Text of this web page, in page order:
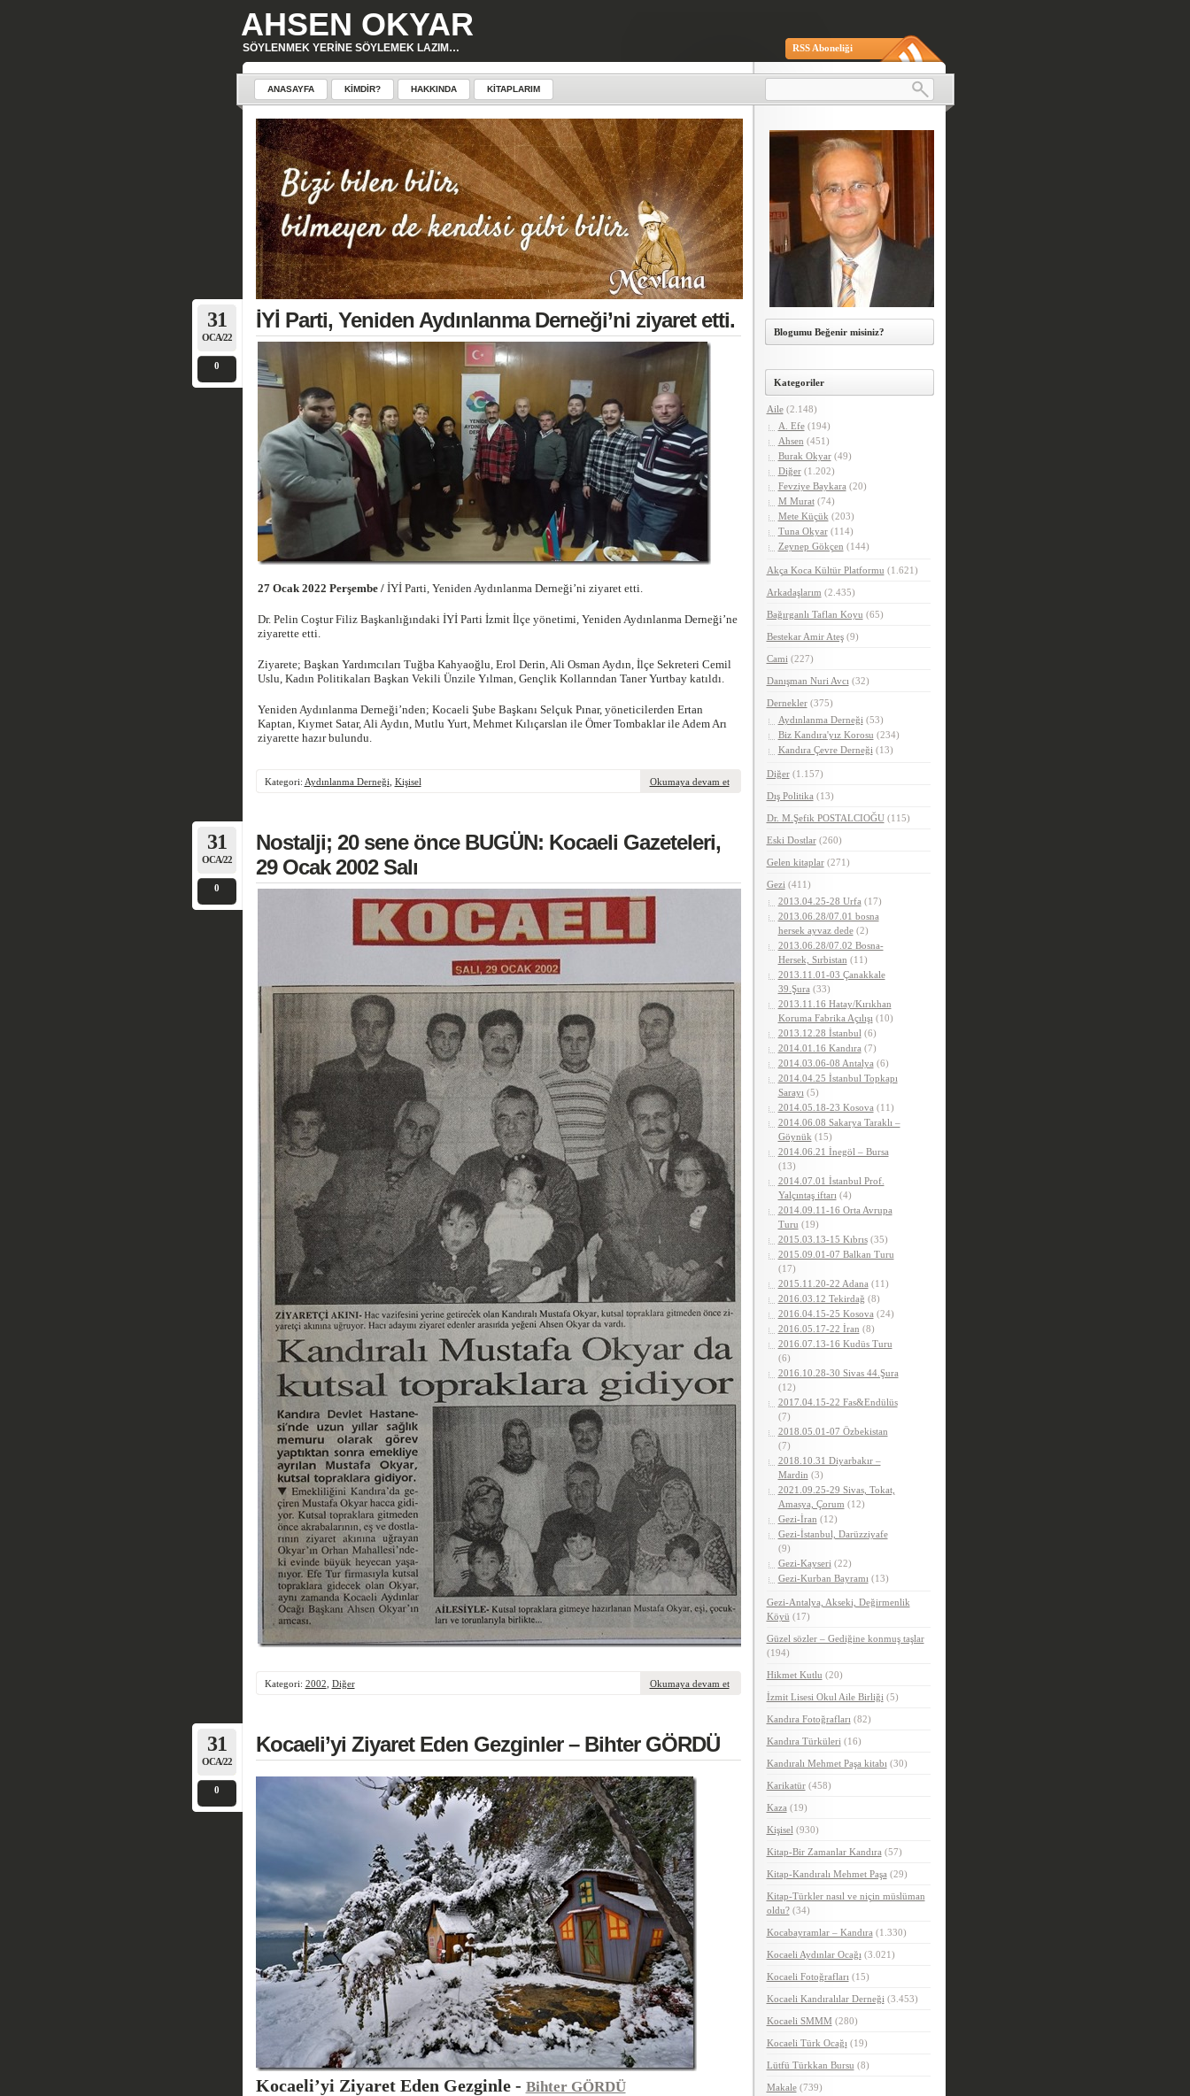
AHSEN OKYAR
SÖYLENMEK YERINE SÖYLEMEK LAZIM… RSS Aboneliği
ANASAYFA KIMDIR? HAKKINDA KITAPLARIM
31
OCA/22
0
İYİ Parti, Yeniden Aydınlanma Derneği’ni ziyaret etti.
27 Ocak 2022 Perşembe /İYİ Parti, Yeniden Aydınlanma Derneği’ni ziyaret etti.
Dr. Pelin Coştur Filiz Başkanlığındaki İYİ Parti İzmit İlçe yönetimi, Yeniden Aydınlanma Derneği’ne
ziyarette etti.
Ziyarete; Başkan Yardımcıları Tuğba Kahyaoğlu, Erol Derin, Ali Osman Aydın, İlçe Sekreteri Cemil
Uslu, Kadın Politikaları Başkan Vekili Ünzile Yılman, Gençlik Kollarından Taner Yurtbay katıldı.
Yeniden Aydınlanma Derneği’nden; Kocaeli Şube Başkanı Selçuk Pınar, yöneticilerden Ertan
Kaptan, Kıymet Satar, Ali Aydın, Mutlu Yurt, Mehmet Kılıçarslan ile Ömer Tombaklar ile Adem Arı
ziyarette hazır bulundu.
Kategori: Aydınlanma Derneği Kişisel Okumaya devam et
31
OCA/22
0
Nostalji; 20 sene önce BUGÜN: Kocaeli Gazeteleri,
29 Ocak 2002 Salı
Kategori: 2002 Diğer Okumaya devam et
31
OCA/22
0
Kocaeli’yi Ziyaret Eden Gezginler – Bihter GÖRDÜ
Kocaeli’yi Ziyaret Eden Gezginle - Bihter GÖRDÜ
Blogumu Beğenir misiniz?
Kategoriler
Aile(2.148)
A. Efe(194)
Ahsen (451)
Burak Okyar(49)
Diğer(1.202)
Fevziye Baykara (20)
M Murat(74)
Mete Küçük (203)
Tuna Okyar(114)
Zeynep Gökçen (144)
Akça Koca Kültür Platformu (1.621)
Arkadaşlarım (2.435)
Bağırganlı Taflan Koyu (65)
Bestekar Amir Ateş(9)
Cami (227)
Danışman Nuri Avcı (32)
Dernekler(375)
Aydınlanma Derneği (53)
Biz Kandıra'yız Korosu (234)
Kandıra Çevre Derneği (13)
Diğer(1.157)
Dış Politika (13)
Dr. M.Şefik POSTALCIOĞU(115)
Eski Dostlar(260)
Gelen kitaplar(271)
Gezi (411)
2013.04.25-28 Urfa (17)
2013.06.28/07.01 bosna
hersek ayvaz dede(2)
2013.06.28/07.02 Bosna-
Hersek, Sırbistan (11)
2013.11.01-03 Çanakkale
39.Şura (33)
2013.11.16 Hatay/Kırıkhan
Koruma Fabrika Açılışı (10)
2013.12.28 İstanbul (6)
2014.01.16 Kandıra (7)
2014.03.06-08 Antalya (6)
2014.04.25 İstanbul Topkapı
Sarayı (5)
2014.05.18-23 Kosova (11)
2014.06.08 Sakarya Taraklı –
Göynük (15)
2014.06.21 İnegöl – Bursa
(13)
2014.07.01 İstanbul Prof.
Yalçıntaş iftarı (4)
2014.09.11-16 Orta Avrupa
Turu (19)
2015.03.13-15 Kıbrıs(35)
2015.09.01-07 Balkan Turu
(17)
2015.11.20-22 Adana (11)
2016.03.12 Tekirdağ (8)
2016.04.15-25 Kosova (24)
2016.05.17-22 İran (8)
2016.07.13-16 Kudüs Turu
(6)
2016.10.28-30 Sivas 44.Şura
(12)
2017.04.15-22 Fas&Endülüs
(7)
2018.05.01-07 Özbekistan
(7)
2018.10.31 Diyarbakır –
Mardin (3)
2021.09.25-29 Sivas, Tokat,
Amasya, Çorum (12)
Gezi-İran (12)
Gezi-İstanbul, Darüzziyafe
(9)
Gezi-Kayseri (22)
Gezi-Kurban Bayramı (13)
Gezi-Antalya, Akseki, Değirmenlik
Köyü (17)
Güzel sözler – Gediğine konmuş taşlar
(194)
Hikmet Kutlu (20)
İzmit Lisesi Okul Aile Birliği (5)
Kandıra Fotoğrafları (82)
Kandıra Türküleri (16)
Kandıralı Mehmet Paşa kitabı (30)
Karikatür(458)
Kaza (19)
Kişisel (930)
Kitap-Bir Zamanlar Kandıra (57)
Kitap-Kandıralı Mehmet Paşa (29)
Kitap-Türkler nasıl ve niçin müslüman
oldu?(34)
Kocabayramlar – Kandıra (1.330)
Kocaeli Aydınlar Ocağı (3.021)
Kocaeli Fotoğrafları (15)
Kocaeli Kandıralılar Derneği (3.453)
Kocaeli SMMM (280)
Kocaeli Türk Ocağı (19)
Lütfü Türkkan Bursu (8)
Makale(739)